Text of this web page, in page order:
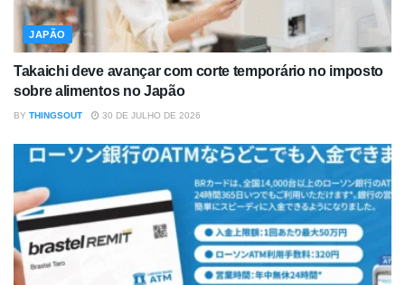
JAPÃO
Takaichi deve avançar com corte temporário no imposto
sobre alimentos no Japão
BY THINGSOUT 30 DE JULHO DE 2026